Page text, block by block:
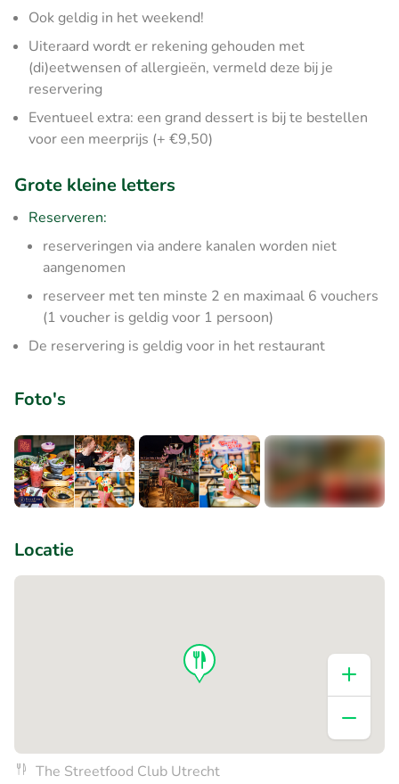
Ook geldig in het weekend!
Uiteraard wordt er rekening gehouden met
(di)eetwensen of allergieën, vermeld deze bij je
reservering
Eventueel extra: een grand dessert is bij te bestellen
voor een meerprijs (+ €9,50)
Grote kleine letters
Reserveren:
reserveringen via andere kanalen worden niet
aangenomen
reserveer met ten minste 2 en maximaal 6 vouchers
(1 voucher is geldig voor 1 persoon)
De reservering is geldig voor in het restaurant
Foto's
Locatie
The Streetfood Club Utrecht